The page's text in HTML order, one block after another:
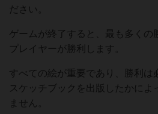
ださい。
ゲームが終了すると、最も多くの
プレイヤーが勝利します。
すべての絵が重要であり、勝利は
スケッチブックを出版したかによ
ません。